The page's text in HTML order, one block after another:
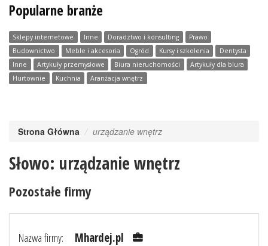
Popularne branże
Sklepy internetowe Inne Doradztwo i konsulting
Prawo
Budownictwo
Meble i akcesoria Ogród Kursy i szkolenia
Dentysta
Inne
Artykuły przemysłowe Biura nieruchomości
Artykuły dla biura
Hurtownie
Kuchnia Aranżacja wnętrz
Strona Główna urządzanie wnętrz
Słowo: urządzanie wnętrz
Pozostałe firmy
Nazwa firmy: Mhardej.pl